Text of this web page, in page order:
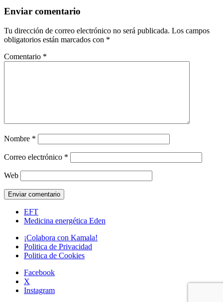
Enviar comentario
Tu dirección de correo electrónico no será publicada. Los campos
obligatorios están marcados con *
Comentario *
Nombre *
Correo electrónico *
Web
EFT
Medicina energética Eden
¡Colabora con Kamala!
Politica de Privacidad
Politica de Cookies
Facebook
X
Instagram